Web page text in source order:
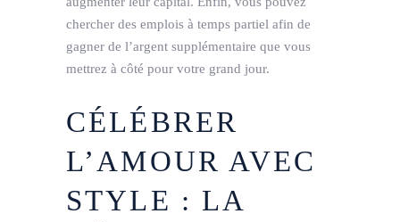
chercher des emplois à temps partiel afin de
gagner de l’argent supplémentaire que vous
mettrez à côté pour votre grand jour.
CÉLÉBRER
L’AMOUR AVEC
STYLE : LA